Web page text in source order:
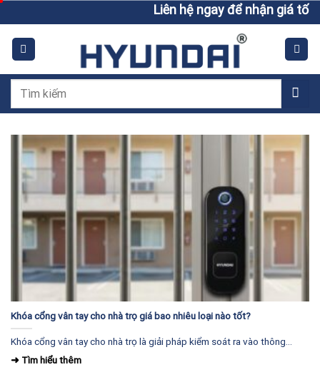
to
content
Liên hệ ngay để nhận giá tốt
Tìm
Khóa cổng vân tay cho nhà trọ giá bao nhiêu loại nào tốt?
Khóa cổng vân tay cho nhà trọ là giải pháp kiểm soát ra vào thông...